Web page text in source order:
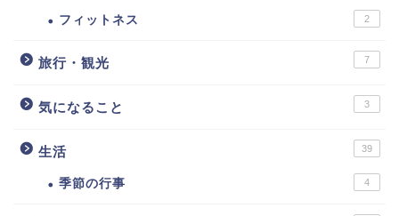
フィットネス 2
旅行・観光 7
気になること 3
生活 39
季節の行事 4